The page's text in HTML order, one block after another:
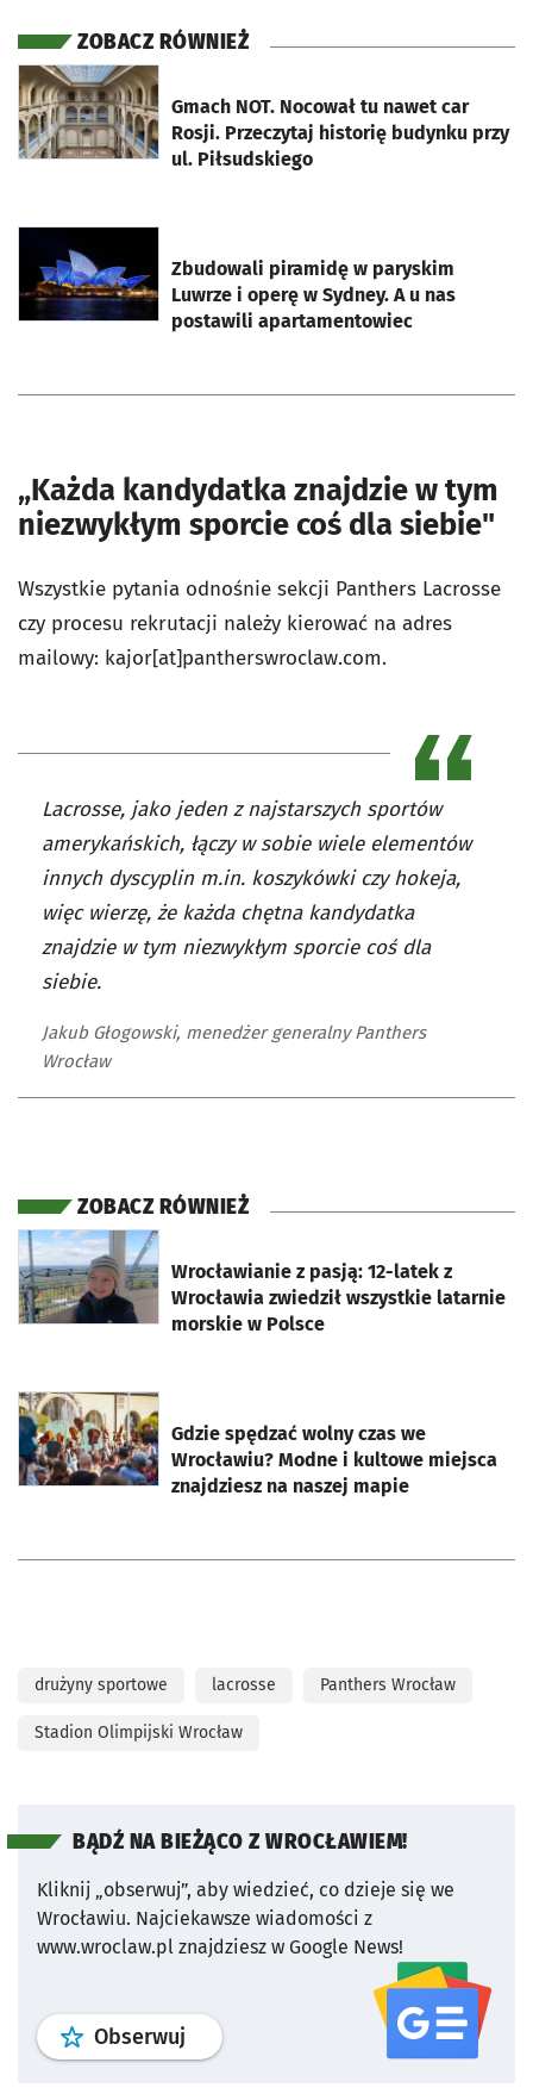
ZOBACZ RÓWNIEŻ
Gmach NOT. Nocował tu nawet car
Rosji. Przeczytaj historię budynku przy
ul. Piłsudskiego
otworzy się w nowej karcie
Zbudowali piramidę w paryskim
Luwrze i operę w Sydney. A u nas
postawili apartamentowiec
„Każda kandydatka znajdzie w tym
niezwykłym sporcie coś dla siebie"
Wszystkie pytania odnośnie sekcji Panthers Lacrosse
czy procesu rekrutacji należy kierować na adres
mailowy: kajor[at]pantherswroclaw.com.
Lacrosse, jako jeden z najstarszych sportów
amerykańskich, łączy w sobie wiele elementów
innych dyscyplin m.in. koszykówki czy hokeja,
więc wierzę, że każda chętna kandydatka
znajdzie w tym niezwykłym sporcie coś dla
siebie.
Jakub Głogowski, menedżer generalny Panthers
Wrocław
ZOBACZ RÓWNIEŻ
Wrocławianie z pasją: 12-latek z
Wrocławia zwiedził wszystkie latarnie
morskie w Polsce
otworzy się w nowej karcie
Gdzie spędzać wolny czas we
Wrocławiu? Modne i kultowe miejsca
znajdziesz na naszej mapie
otworzy się w nowej karcie
drużyny sportowe lacrosse Panthers Wrocław
Stadion Olimpijski Wrocław
BĄDŹ NA BIEŻĄCO Z WROCŁAWIEM!
Kliknij „obserwuj”, aby wiedzieć, co dzieje się we
Wrocławiu. Najciekawsze wiadomości z
www.wroclaw.pl znajdziesz w Google News!
Obserwuj profil serwisu